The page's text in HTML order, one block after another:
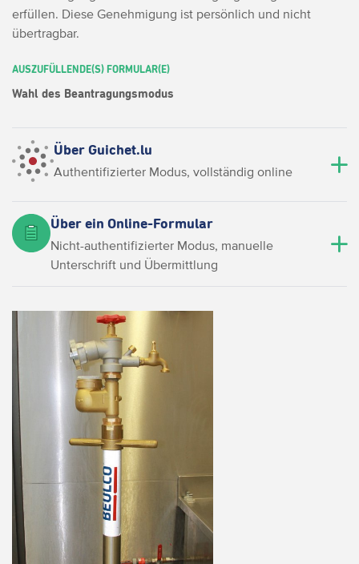
erfüllen. Diese Genehmigung ist persönlich und nicht
übertragbar.
AUSZUFÜLLENDE(S) FORMULAR(E)
Wahl des Beantragungsmodus
Über Guichet.lu
Authentifizierter Modus, vollständig online
Über ein Online-Formular
Nicht-authentifizierter Modus, manuelle
Unterschrift und Übermittlung